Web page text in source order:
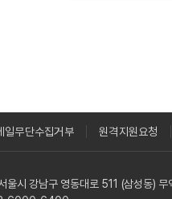
일무단수집거부 원격지원요청
시 강남구 영동대로 511 (삼성동) 무